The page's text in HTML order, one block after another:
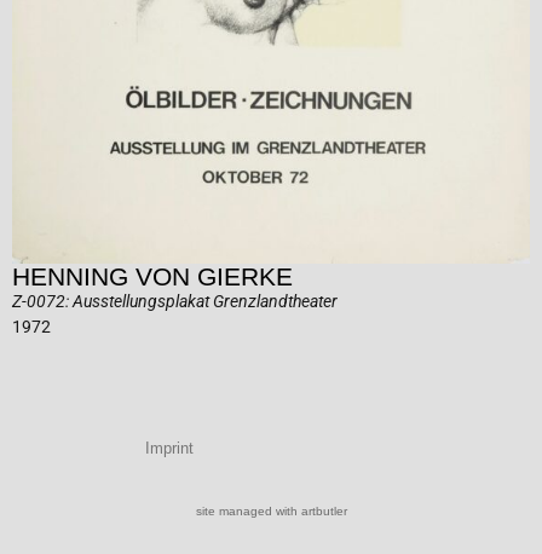
HENNING VON GIERKE
Z-0072: Ausstellungsplakat Grenzlandtheater
1972
Imprint
site managed with artbutler